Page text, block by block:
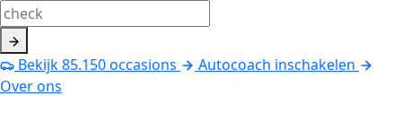
Bekijk85.150occasions
Autocoach inschakelen
Over ons